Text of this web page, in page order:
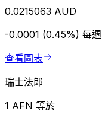
0.0215063 AUD
-0.0001 (0.45%) 每週
查看圖表
瑞士法郎
1 AFN 等於